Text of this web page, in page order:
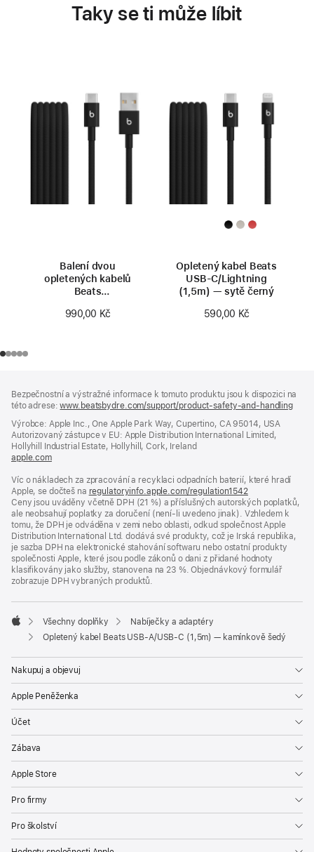
Taky se ti může líbit
Balení dvou
opletených kabelů
Beats
černé
990,00 Kč
Opletený kabel Beats
USB‑C/Lightning
(1,5m) — sytě černý
590,00 Kč
Bezpečnostní a výstražné informace k tomuto produktu jsou k dispozici na
této adrese:www.beatsbydre.com/support/product-safety-and-handling
Výrobce: Apple Inc., One Apple Park Way, Cupertino, CA 95014, USA
Autorizovaný zástupce v EU: Apple Distribution International Limited,
Hollyhill Industrial Estate, Hollyhill, Cork, Ireland
apple.com(otevře
v novém
okně)
Víc o nákladech za zpracování a recyklaci odpadních baterií, které hradí
Apple, se dočteš na regulatoryinfo.apple.com/regulation1542(otevře
se
v novém
okně)
Ceny jsou uváděny včetně DPH (21 %) a příslušných autorských poplatků,
ale neobsahují poplatky za doručení (není-li uvedeno jinak). Vzhledem k
tomu, že DPH je odváděna v zemi nebo oblasti, odkud společnost Apple
Distribution International Ltd. dodává své produkty, což je Irská republika,
je sazba DPH na elektronické stahování softwaru nebo ostatní produkty
společnosti Apple, které jsou podle zákonů o dani z přidané hodnoty
klasifikovány jako služby, stanovena na 23 %. Objednávkový formulář
zobrazuje DPH vybraných produktů.
Apple
Všechny doplňky
Nabíječky a adaptéry
Opletený kabel Beats USB‑A/USB‑C (1,5m) — kamínkově šedý
Nakupuj a objevuj
Apple Peněženka
Účet
Zábava
Apple Store
Pro firmy
Pro školství